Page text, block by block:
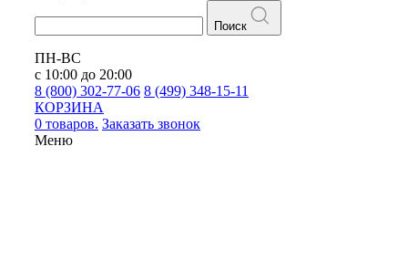
Поиск
ПН-ВС
с 10:00 до 20:00
8 (800) 302-77-06 8 (499) 348-15-11
КОРЗИНА
0 товаров. Заказать звонок
Меню